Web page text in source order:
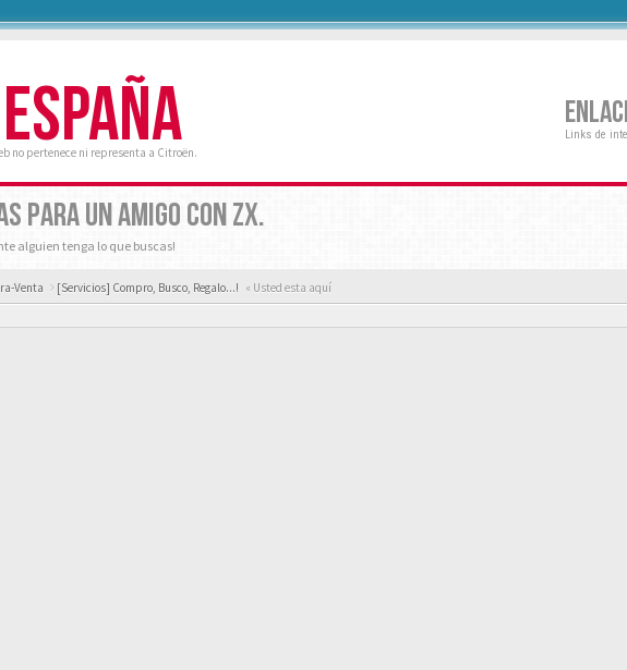
no pertenece ni representa a Citroën.
Links de
PARA UN AMIGO CON ZX.
alguien tenga lo que buscas!
Venta [Servicios] Compro, Busco, Regalo...! « Usted esta aquí